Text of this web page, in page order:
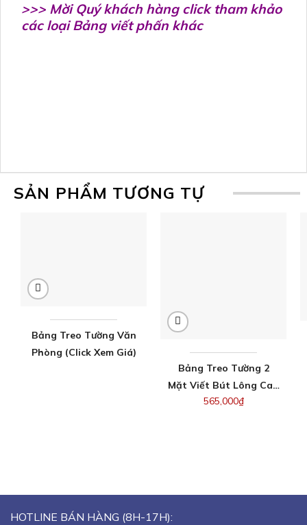
>>> Mời Quý khách hàng click tham khảo
các loại Bảng viết phấn khác
SẢN PHẨM TƯƠNG TỰ
Bảng Treo Tường Văn
Phòng (Click Xem Giá)
Bảng Treo Tường 2
Mặt Viết Bút Lông Cao
Cấp Và Ghim Bần
565,000₫
HOTLINE BÁN HÀNG (8H-17H):